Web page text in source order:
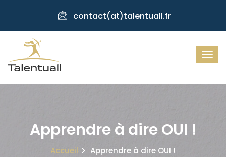
contact(at)talentuall.fr
Apprendre à dire OUI !
Accueil Apprendre à dire OUI !